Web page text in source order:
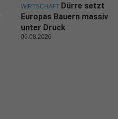
WIRTSCHAFT Dürre setzt
Europas Bauern massiv
unter Druck
06.08.2026